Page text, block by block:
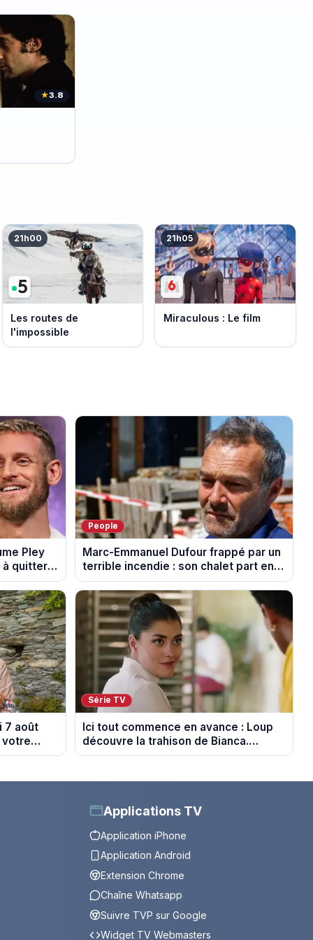
★3.8
21h00
Les routes de
l'impossible
21h05
Miraculous : Le film
Pley
à quitter
People
Marc-Emmanuel Dufour frappé par un
terrible incendie : son chalet part en
fumée
7 août
votre
Série TV
Ici tout commence en avance : Loup
découvre la trahison de Bianca.
Episode du 10 août 2026 (spoiler)
Applications TV
Application iPhone
Application Android
Extension Chrome
Chaîne Whatsapp
Suivre TVP sur Google
Widget TV Webmasters